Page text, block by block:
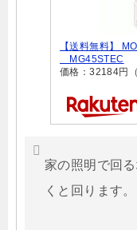
【送料無料】
MG45STEC
価格：32184円
家の照明で回
くと回ります。